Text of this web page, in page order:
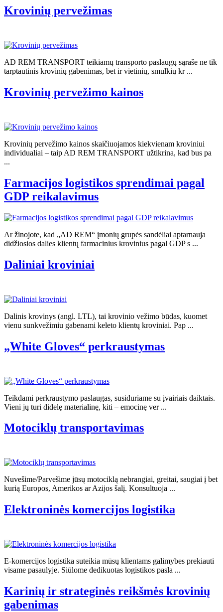
Krovinių pervežimas
AD REM TRANSPORT teikiamų transporto paslaugų sąraše ne tik
tarptautinis krovinių gabenimas, bet ir vietinių, smulkių kr ...
Krovinių pervežimo kainos
Krovinių pervežimo kainos skaičiuojamos kiekvienam kroviniui
individualiai – taip AD REM TRANSPORT užtikrina, kad bus pa
...
Farmacijos logistikos sprendimai pagal
GDP reikalavimus
Ar žinojote, kad „AD REM“ įmonių grupės sandėliai aptarnauja
didžiosios dalies klientų farmacinius krovinius pagal GDP s ...
Daliniai kroviniai
Dalinis krovinys (angl. LTL), tai krovinio vežimo būdas, kuomet
vienu sunkvežimiu gabenami keleto klientų kroviniai. Pap ...
„White Gloves“ perkraustymas
Teikdami perkraustymo paslaugas, susiduriame su įvairiais daiktais.
Vieni jų turi didelę materialinę, kiti – emocinę ver ...
Motociklų transportavimas
Nuvešime/Parvešime jūsų motociklą nebrangiai, greitai, saugiai į bet
kurią Europos, Amerikos ar Azijos šalį. Konsultuoja ...
Elektroninės komercijos logistika
E-komercijos logistika suteikia mūsų klientams galimybes prekiauti
visame pasaulyje. Siūlome dedikuotas logistikos pasla ...
Karinių ir strateginės reikšmės krovinių
gabenimas